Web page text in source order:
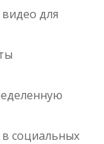
для
социальных